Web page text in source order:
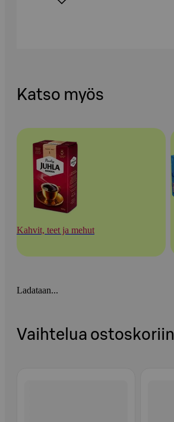
Katso myös
Kahvit, teet ja mehut
Ladataan...
Vaihtelua ostoskoriin